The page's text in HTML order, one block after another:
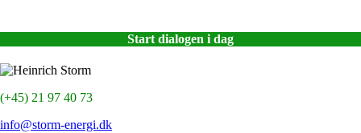
Start dialogen i dag
Heinrich Storm
(+45) 21 97 40 73
info@storm-energi.dk